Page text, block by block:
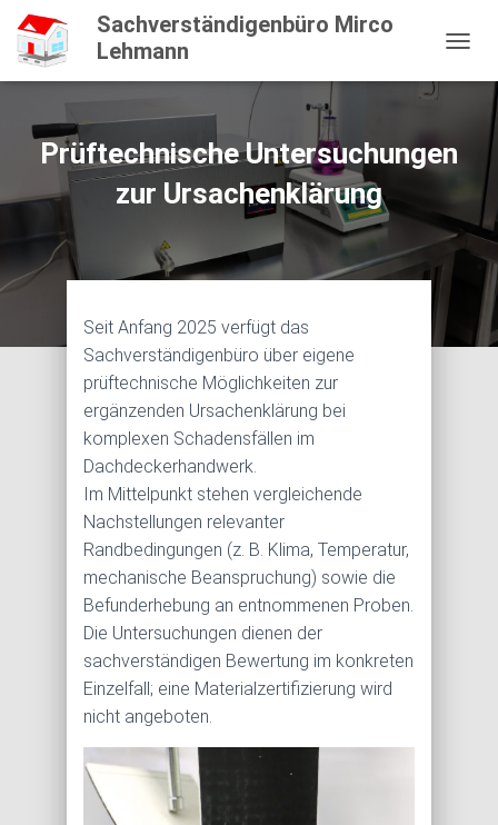
Sachverständigenbüro Mirco
Lehmann
A
O
N
Prüftechnische Untersuchungen
zur Ursachenklärung
Seit Anfang 2025 verfügt das
Sachverständigenbüro über eigene
prüftechnische Möglichkeiten zur
ergänzenden Ursachenklärung bei
komplexen Schadensfällen im
Dachdeckerhandwerk.
Im Mittelpunkt stehen vergleichende
Nachstellungen relevanter
Randbedingungen (z. B. Klima, Temperatur,
mechanische Beanspruchung) sowie die
Befunderhebung an entnommenen Proben.
Die Untersuchungen dienen der
sachverständigen Bewertung im konkreten
Einzelfall; eine Materialzertifizierung wird
nicht angeboten.